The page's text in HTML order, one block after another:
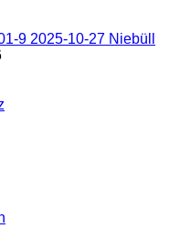
9 2025-10-27 Niebüll